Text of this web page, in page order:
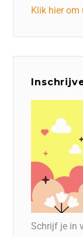
Klik hier om
Schrijf je in